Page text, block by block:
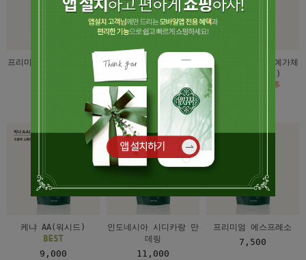
프리미엄 하우스 블렌드
과테말라 안티구아 SHB
(워시드)
에티오피아 모카 예가체
프 G2(워시드)
케냐 AA(워시드)
9,000
인도네시아 시디카랑 만
데링
11,000
프리미엄 에스프레소
7,500